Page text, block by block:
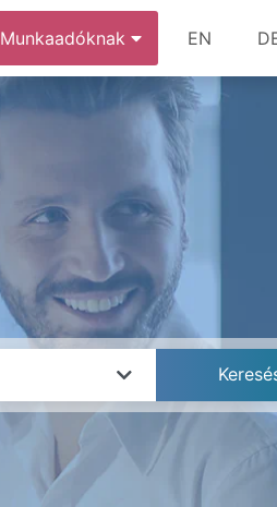
Munkaadóknak EN